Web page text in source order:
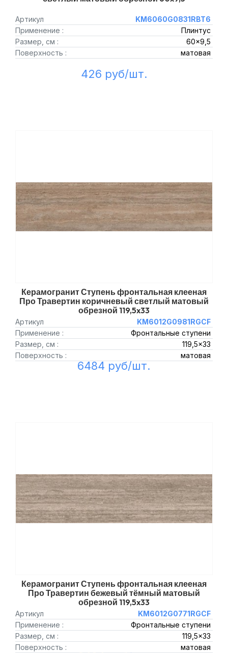
Артикул
KM6060G0831RBT6
Применение :
Плинтус
Размер, см :
60x9,5
Поверхность :
матовая
426 руб/шт.
Керамогранит Ступень фронтальная клееная
Про Травертин коричневый светлый матовый
обрезной 119,5x33
Артикул
KM6012G0981RGCF
Применение :
Фронтальные ступени
Размер, см :
119,5x33
Поверхность :
матовая
6484 руб/шт.
Керамогранит Ступень фронтальная клееная
Про Травертин бежевый тёмный матовый
обрезной 119,5x33
Артикул
KM6012G0771RGCF
Применение :
Фронтальные ступени
Размер, см :
119,5x33
Поверхность :
матовая